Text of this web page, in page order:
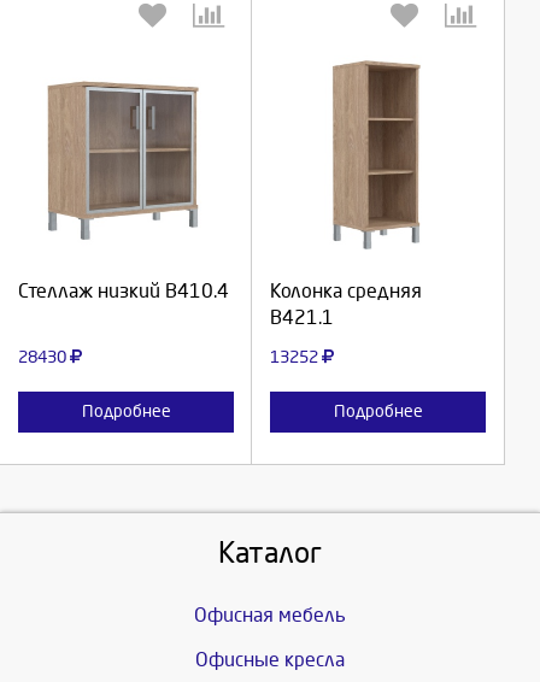
Стеллаж низкий В410.4
28430
Подробнее
Выберите количество:
Колонка средняя
В421.1
13252
Подробнее
Каталог
Офисная мебель
Офисные кресла